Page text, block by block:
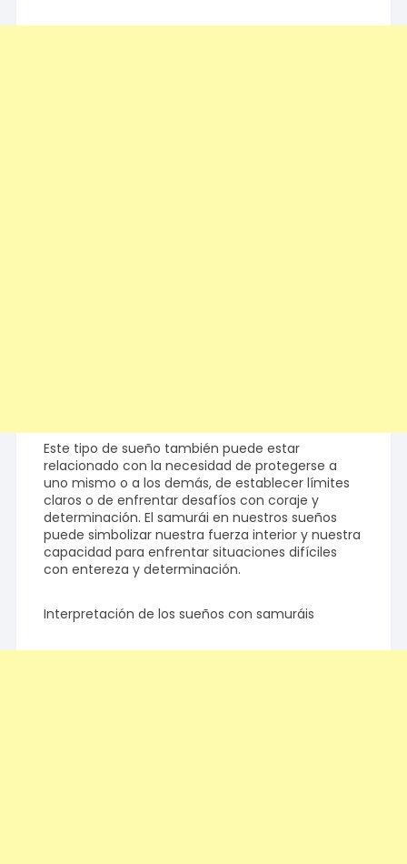
Este tipo de sueño también puede estar
relacionado con la necesidad de protegerse a
uno mismo o a los demás, de establecer límites
claros o de enfrentar desafíos con coraje y
determinación. El samurái en nuestros sueños
puede simbolizar nuestra fuerza interior y nuestra
capacidad para enfrentar situaciones difíciles
con entereza y determinación.
Interpretación de los sueños con samuráis